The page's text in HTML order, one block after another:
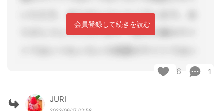
会員登録して続きを読む
6 1
JURI
2023/06/17 02:58